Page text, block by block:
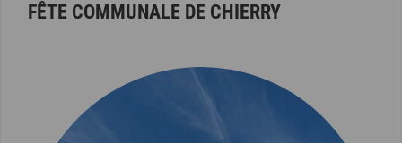
FÊTE COMMUNALE DE CHIERRY